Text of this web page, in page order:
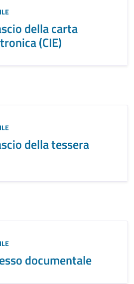
della carta
(CIE)
della tessera
documentale